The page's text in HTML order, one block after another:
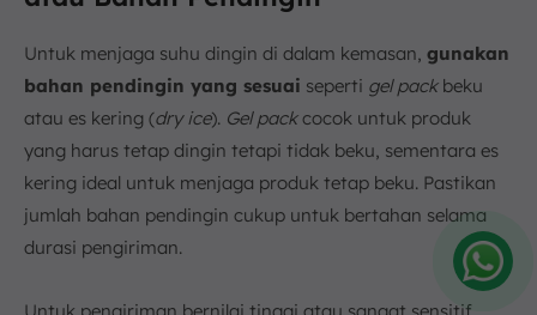
Untuk menjaga suhu dingin di dalam kemasan, gunakan
bahan pendingin yang sesuai seperti gel packbeku
atau es kering (dry ice). Gel packcocok untuk produk
yang harus tetap dingin tetapi tidak beku, sementara es
kering ideal untuk menjaga produk tetap beku. Pastikan
jumlah bahan pendingin cukup untuk bertahan selama
durasi pengiriman.
Amelia